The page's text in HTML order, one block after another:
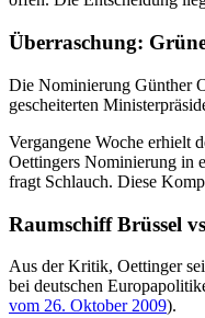
Überraschung:
Die Nominierung Günther
gescheiterten
Vergangene Woche erhielt
Oettingers Nominierung in
fragt Schlauch. Diese
Raumschiff Brüssel
Aus der Kritik, Oettinger
bei deutschen
vom 26. Oktober 2009).